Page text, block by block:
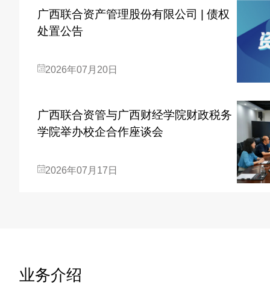
广西联合资产管理股份有限公司 | 债权
处置公告
2026年07月20日
广西联合资管与广西财经学院财政税务
学院举办校企合作座谈会
2026年07月17日
业务介绍